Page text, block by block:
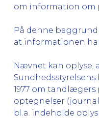
om information om
På denne
at informationen
Nævnet kan oplyse,
1977 om
optegnelser
bl.a. indeholde